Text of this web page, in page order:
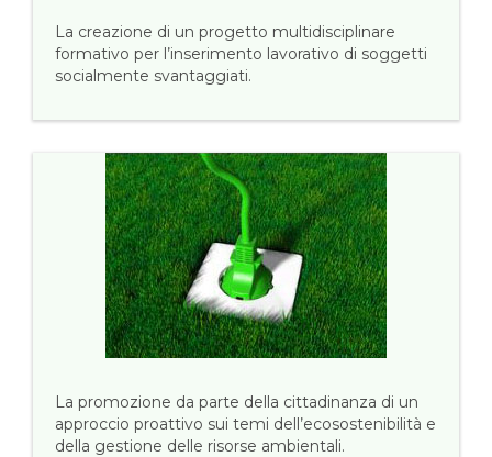
La creazione di un progetto multidisciplinare
formativo per l’inserimento lavorativo di soggetti
socialmente svantaggiati.
La promozione da parte della cittadinanza di un
approccio proattivo sui temi dell’ecosostenibilità e
della gestione delle risorse ambientali.